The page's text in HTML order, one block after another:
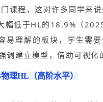
课程，这对许多同学来说
幅低于HL的18.9%（
易理解的板块，学生需
建立模型，借助可视化
理HL（高阶水平）